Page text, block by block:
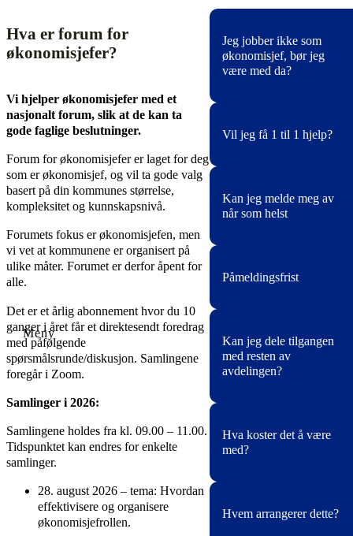
Hva er forum for
økonomisjefer?
Vi hjelper økonomisjefer med et
nasjonalt forum, slik at de kan ta
gode faglige beslutninger.
Forum for økonomisjefer er laget for deg
som er økonomisjef, og vil ta gode valg
basert på din kommunes størrelse,
kompleksitet og kunnskapsnivå.
Forumets fokus er økonomisjefen, men
vi vet at kommunene er organisert på
ulike måter. Forumet er derfor åpent for
alle.
Det er et årlig abonnement hvor du 10
ganger i året får et direktesendt foredrag
med påfølgende
spørsmålsrunde/diskusjon. Samlingene
foregår i Zoom.
Samlinger i 2026:
Samlingene holdes fra kl. 09.00 – 11.00.
Tidspunktet kan endres for enkelte
samlinger.
28. august 2026 – tema: Hvordan
effektivisere og organisere
økonomisjefrollen.
Jeg jobber ikke som
økonomisjef, bør jeg
være med da?
noen å sparre fag med.
Vil jeg få 1 til 1 hjelp?
anledning å stille
spørsmål/problemstillinger
hjelp i plenum kan
Kan jeg melde meg av
når som helst
så kan du melde deg ut.
Det betales for t.o.m den
måneden oppsigelsen
Påmeldingsfrist
fortløpende.
Abonnementet løper fra
neste samling.
Kan jeg dele tilgangen
med resten av
avdelingen?
personlig, og du kan ikke
overføre plassen din på
ha så mange abonnement
Hva koster det å være
med?
person i året.
Hvem arrangerer dette?